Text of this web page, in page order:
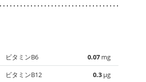
ビタミンB6 0.07 mg
ビタミンB12
0.3 µg